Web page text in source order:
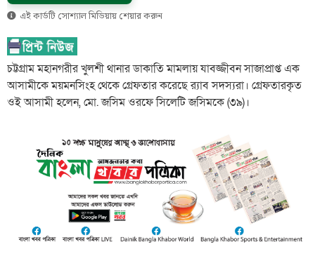
এই কার্ডটি সোশ্যাল মিডিয়ায় শেয়ার করুন
চট্টগ্রাম মহানগরীর খুলশী থানার ডাকাতি মামলায় যাবজ্জীবন সাজাপ্রাপ্ত এক
আসামীকে ময়মনসিংহ থেকে গ্রেফতার করেছে র‌্যাব সদস্যরা। গ্রেফতারকৃত
ওই আসামী হলেন, মো. জসিম ওরফে সিলেটি জসিমকে (৩৯)।